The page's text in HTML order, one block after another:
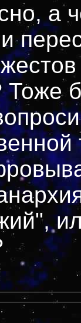
а
Тоже